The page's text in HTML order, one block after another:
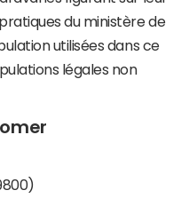
du ministère de
utilisées dans ce
légales non